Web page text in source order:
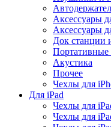
Аксессуары
Аксессуары
Док станции
Портативные
Акустика
Прочее
Чехлы для
Для iPad
Чехлы для
Чехлы для